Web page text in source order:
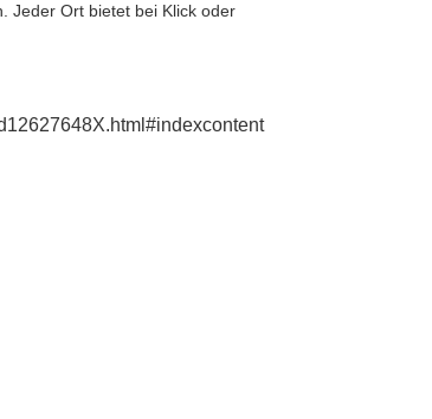
Jeder Ort bietet bei Klick oder